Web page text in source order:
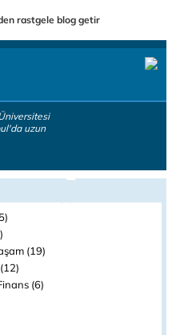
rastgele blog getir
uzun
(19)
(6)